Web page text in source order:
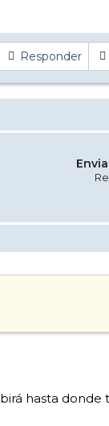
Responder
hasta donde